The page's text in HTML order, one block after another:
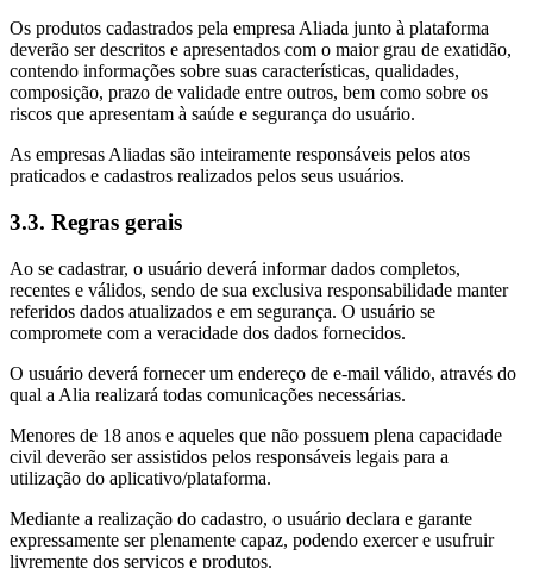
Os produtos cadastrados pela empresa Aliada junto à plataforma
deverão ser descritos e apresentados com o maior grau de exatidão,
contendo informações sobre suas características, qualidades,
composição, prazo de validade entre outros, bem como sobre os
riscos que apresentam à saúde e segurança do usuário.
As empresas Aliadas são inteiramente responsáveis pelos atos
praticados e cadastros realizados pelos seus usuários.
3.3. Regras gerais
Ao se cadastrar, o usuário deverá informar dados completos,
recentes e válidos, sendo de sua exclusiva responsabilidade manter
referidos dados atualizados e em segurança. O usuário se
compromete com a veracidade dos dados fornecidos.
O usuário deverá fornecer um endereço de e-mail válido, através do
qual a Alia realizará todas comunicações necessárias.
Menores de 18 anos e aqueles que não possuem plena capacidade
civil deverão ser assistidos pelos responsáveis legais para a
utilização do aplicativo/plataforma.
Mediante a realização do cadastro, o usuário declara e garante
expressamente ser plenamente capaz, podendo exercer e usufruir
livremente dos serviços e produtos.